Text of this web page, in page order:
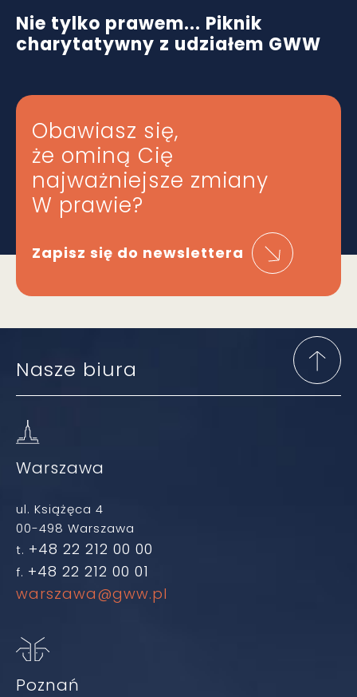
Nie tylko prawem... Piknik
charytatywny z udziałem GWW
Obawiasz się,
że ominą Cię
najważniejsze zmiany
W prawie?
Zapisz się do newslettera
Nasze biura
Warszawa
ul. Książęca 4
00-498 Warszawa
t. +48 22 212 00 00
f. +48 22 212 00 01
warszawa@gww.pl
Poznań